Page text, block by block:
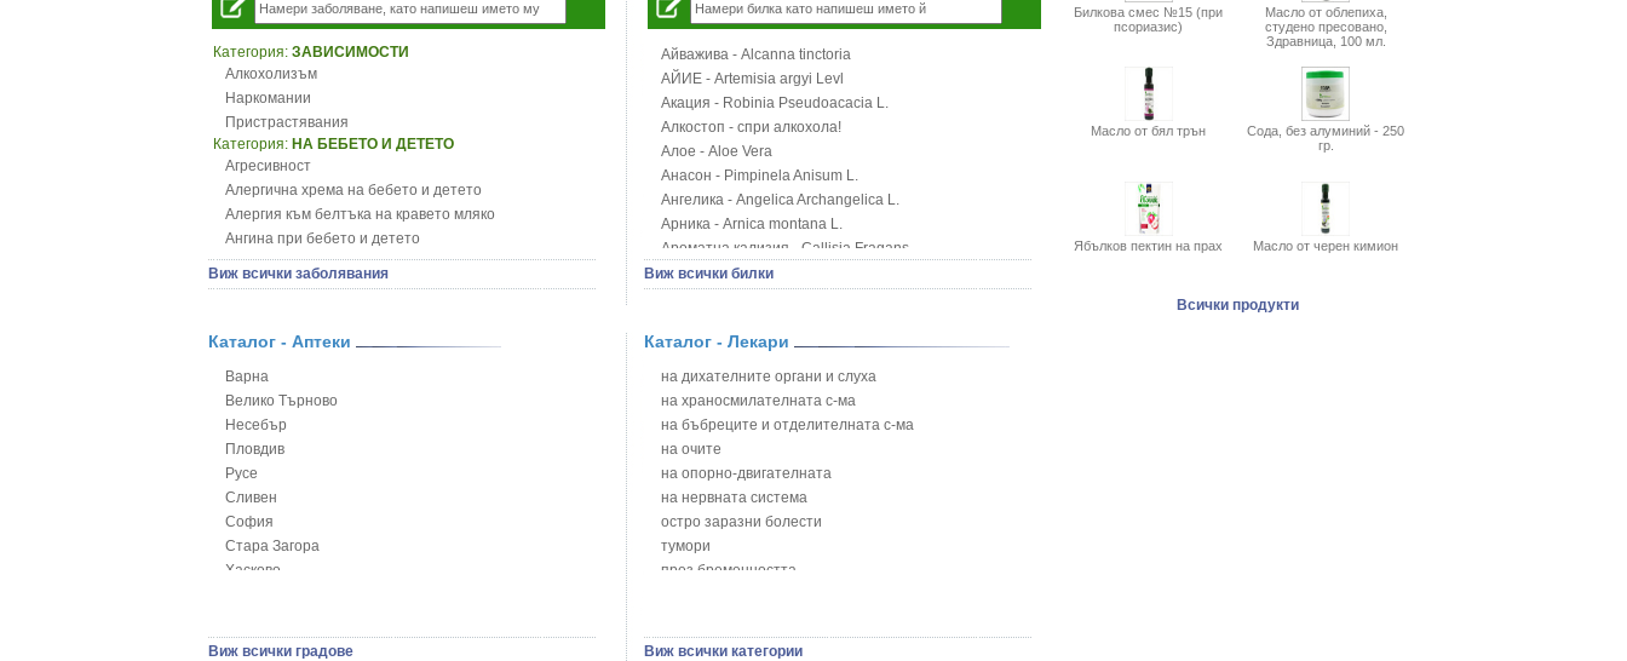
Категория: ЗАВИСИМОСТИ
Алкохолизъм
Наркомании
Пристрастявания
Категория: НА БЕБЕТО И ДЕТЕТО
Агресивност
Алергична хрема на бебето и детето
Алергия към белтъка на кравето мляко
Ангина при бебето и детето
Анемия при бебето и детето
Апетит - пълни деца
Безапетитие при бебето и детето
Бронхит и пневмония при деца
Варицела
Висока температура на бебето и детето
Възпаление на ушите на бебето и детето
Глисти
Грижа за пъпа на новороденото
Грип при бебето и детето
Гърч
Детски диабет
Виж всички заболявания
Айважива - Alcanna tinctoria
АЙИЕ - Artemisia argyi Levl
Акация - Robinia Pseudoacacia L.
Алкостоп - спри алкохола!
Алое - Aloe Vera
Анасон - Pimpinela Anisum L.
Ангелика - Angelica Archangelica L.
Арника - Arnica montana L.
Ароматна кализия - Callisia Fragans
Арония - Sorbus melanocorpa
Блатен аир - Acorus calamus L.
Блатен тъжник - Spirea ulmaria L.
Блян
Бобови шушулки - Phaseolus Vulgaris L.
Божур - Paeonia Decora
Борови връхчета - Pinus sylvestris
Босилек - Ocimum Basillicum
Брей - Tamus Communis
Брош - Rubia tinctorum L.
Бръшлян - Hedera helix L.
Бял имел - Viscum album L.
Виж всички билки
Каталог - Аптеки
Варна
Велико Търново
Несебър
Пловдив
Русе
Сливен
София
Стара Загора
Хасково
Виж всички градове
Каталог - Лекари
на дихателните органи и слуха
на храносмилателната с-ма
на бъбреците и отделителната с-ма
на очите
на опорно-двигателната
на нервната система
остро заразни болести
тумори
през бременността
сексуални проблеми
Виж всички категории
Билкова смес №15 (при
псориазис)
Масло от облепиха,
студено пресовано,
Здравница, 100 мл.
Масло от бял трън
Сода, без алуминий - 250
гр.
Ябълков пектин на прах Масло от черен кимион
Всички продукти